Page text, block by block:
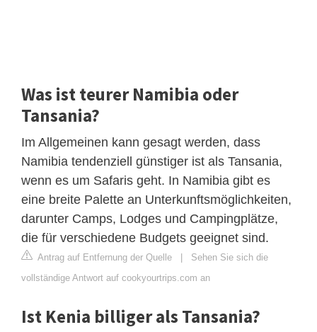
Was ist teurer Namibia oder
Tansania?
Im Allgemeinen kann gesagt werden, dass
Namibia tendenziell günstiger ist als Tansania,
wenn es um Safaris geht. In Namibia gibt es
eine breite Palette an Unterkunftsmöglichkeiten,
darunter Camps, Lodges und Campingplätze,
die für verschiedene Budgets geeignet sind.
Antrag auf Entfernung der Quelle | Sehen Sie sich die
vollständige Antwort auf cookyourtrips.com an
Ist Kenia billiger als Tansania?